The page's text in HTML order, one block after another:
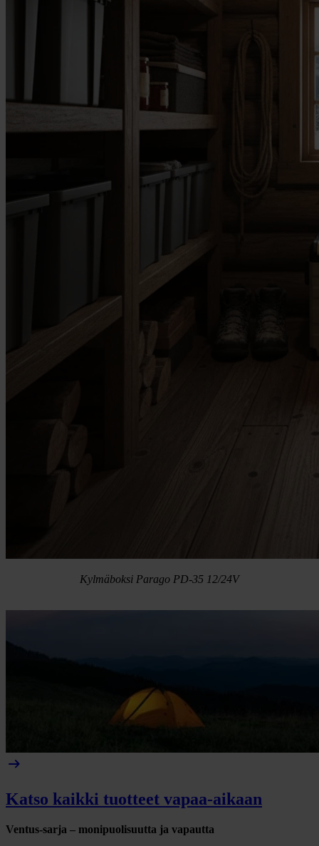
Kylmäboksi Parago PD-35 12/24V
arrow_right_alt
Katso kaikki tuotteet vapaa-aikaan
Ventus-sarja – monipuolisuutta ja vapautta